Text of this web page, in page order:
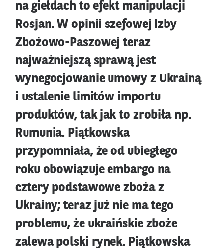
na giełdach to efekt manipulacji
Rosjan. W opinii szefowej Izby
Zbożowo-Paszowej teraz
najważniejszą sprawą jest
wynegocjowanie umowy z Ukrainą
i ustalenie limitów importu
produktów, tak jak to zrobiła np.
Rumunia. Piątkowska
przypomniała, że od ubiegłego
roku obowiązuje embargo na
cztery podstawowe zboża z
Ukrainy; teraz już nie ma tego
problemu, że ukraińskie zboże
zalewa polski rynek. Piątkowska